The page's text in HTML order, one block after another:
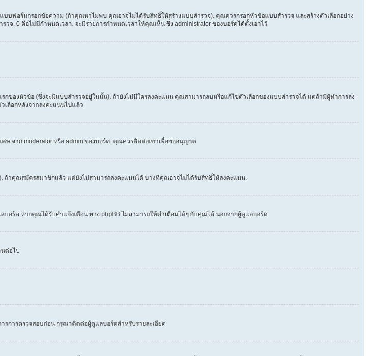
ฟอร์มกรอกข้อความ (ถ้าคุณหาไม่พบ คุณอาจไม่ได้รับสิทธิ์ให้สร้างแบบสำรวจ). คุณควรกรอกหัวข้อแบบสำรวจ และสร้างตัวเลือกอย่าง
จ, 0 คือไม่มีกำหนดเวลา. จะมีรายการกำหนดเวลาให้คุณเห็น ซึ่ง administrator ของบอร์ดได้ตั้งเอาไว้
ของหัวข้อ (ซึ่งจะมีแบบสำรวจอยู่ในนั้น). ถ้ายังไม่มีใครลงคะแนน คุณสามารถลบหรือแก้ไขตัวเลือกของแบบสำรวจได้ แต่ถ้ามีผู้ทำการลง
เลือกหลังจากลงคะแนนไปแล้ว
ษ จาก moderator หรือ admin ของบอร์ด. คุณควรติดต่อเขาเพื่อขออนุญาต
ถ้าคุณสมัครสมาชิกแล้ว แต่ยังไม่สามารถลงคะแนนได้ บางทีคุณอาจไม่ได้รับสิทธิ์ให้ลงคะแนน.
ร์ด หากคุณได้รับคำแจ้งเตือน ทาง phpBB ไม่สามารถให้คำเตือนได้ๆ กับคุณได้ นอกจากผู้ดูแลบอร์ด
ต่อไป
การตรวจสอบก่อน กรุณาติดต่อผู้ดูแลบอร์ดสำหรับรายละเอียด